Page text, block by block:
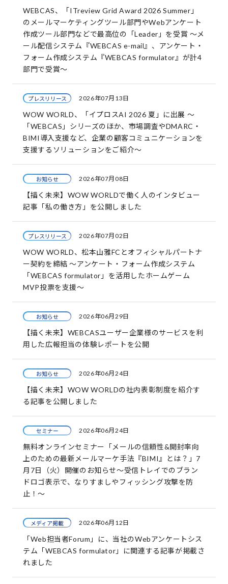
WEBCAS、「ITreview Grid Award 2026 Summer」
のメールマーケティングツール部門やWebアンケート
作成ツール部門などで最高位の「Leader」を受賞 ～メ
ール配信システム『WEBCAS e-mail』、アンケート・
フォーム作成システム『WEBCAS formulator』が計4
部門で受賞～
プレスリリース 2026年07月13日
WOW WORLD、「イプロスAI 2026 夏」に出展 ～
「WEBCAS」シリーズのほか、市場調査やDMARC・
BIMI導入支援など、企業の顧客コミュニケーションを
支援するソリューションをご紹介～
お知らせ 2026年07月08日
【描く未来】WOW WORLDで働く人のインタビュー
記事「私の働き方」を公開しました
プレスリリース 2026年07月02日
WOW WORLD、松本山雅FCとオフィシャルパートナ
ー契約を締結 ～アンケート・フォーム作成システム
「WEBCAS formulator」を活用したホームゲーム
MVP投票を支援～
お知らせ 2026年06月29日
【描く未来】WEBCASユーザー企業様のサービスを利
用した広報担当の体験レポートを公開
お知らせ 2026年06月24日
【描く未来】WOW WORLDの社内表彰制度を紹介す
る記事を公開しました
セミナー 2026年06月24日
無料オンラインセミナー「メールの信頼性&開封率向
上のための最新メールマーケ手法『BIMI』とは？」7
月7日（火）開催のお知らせ〜受信トレイでのブラン
ドロゴ表示で、なりすましやフィッシング攻撃を防
止！〜
メディア掲載 2026年06月12日
「Web担当者Forum」に、当社のWebアンケートシス
テム「WEBCAS formulator」に関連する記事が掲載さ
れました